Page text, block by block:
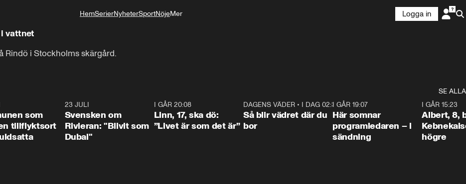
HemSerierNyheterSportNöjeMer
Logga in
vattnet
Rindö i Stockholms skärgård.
SE ALLA
som
tillflyktsort
23 JULI
Svensken om
Rivieran: "Blivit som
Dubai"
I GÅR 20:08
Linn, 17, ska dö:
”Livet är som det är”
1:06
DAGENS VÄDER• I DAG 02:30
Så blir vädret där du
bor
I GÅR 19:07
Här somnar
programledaren – i
sändning
I GÅR 15:23
Albert, 8,
högre